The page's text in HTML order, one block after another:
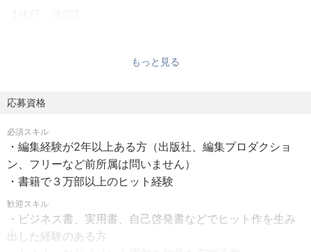
テレワークを積極活用しており、当部門においては在宅メ
また、部員同士のコミュニケーションは、会社で貸与され
る端末を使用し、
オンライン会議やチャットツール（Slack）で行っており、
どこにいても働きやすい環境が構築されています。
★テレワーク＝在宅勤務・リモートワークを含む「働き
方」を指しています
年末年始休暇（12月29日～1月4日）
慶弔休暇
【福利厚生】
給与改定原則年1回（6月）
賞与年2回（6月、12月）
退職金あり
企業型確定拠出年金
社会保険完備（健康保険、厚生年金、雇用保険、労災保
もっと見る
応募資格
必須スキル
・編集経験が2年以上ある方（出版社、編集プロダクショ
ン、フリーなど前所属は問いません）
・書籍で３万部以上のヒット経験
歓迎スキル
・ビジネス書、実用書、自己啓発書などでヒット作を生み
出した経験のある方